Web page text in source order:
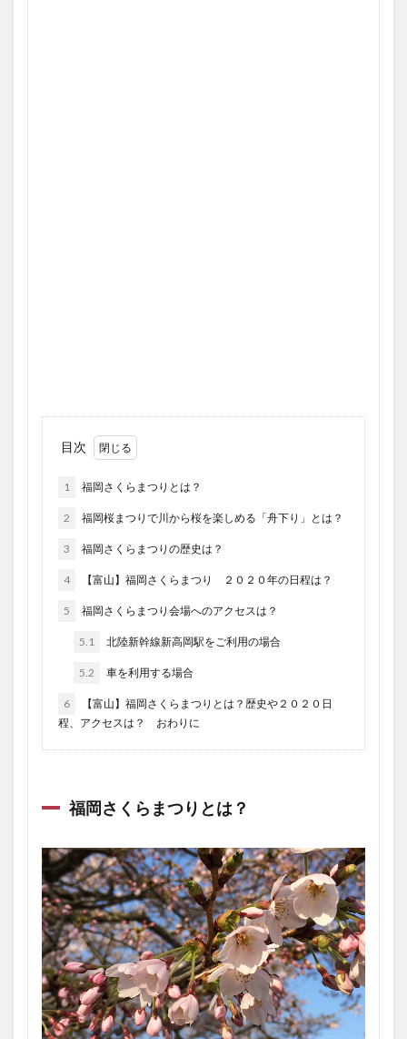
目次
1 福岡さくらまつりとは？
2 福岡桜まつりで川から桜を楽しめる「舟下り」とは？
3 福岡さくらまつりの歴史は？
4 【富山】福岡さくらまつり ２０２０年の日程は？
5 福岡さくらまつり会場へのアクセスは？
5.1 北陸新幹線新高岡駅をご利用の場合
5.2 車を利用する場合
6
【富山】福岡さくらまつりとは？歴史や２０２０日
程、アクセスは？ おわりに
福岡さくらまつりとは？